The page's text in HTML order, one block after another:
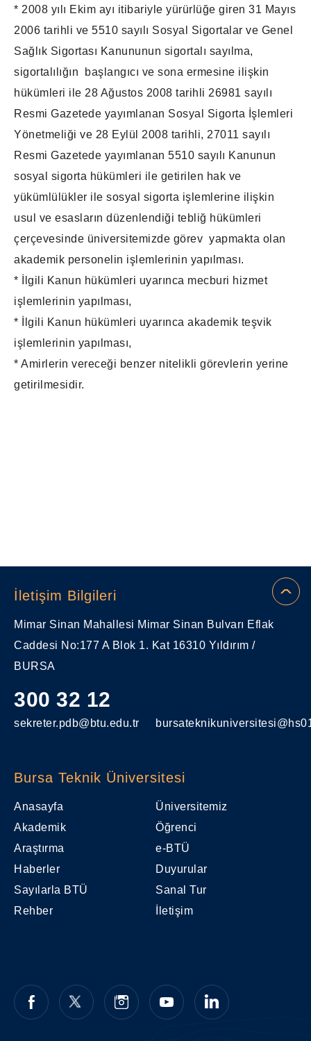
* 2008 yılı Ekim ayı itibariyle yürürlüğe giren 31 Mayıs
2006 tarihli ve 5510 sayılı Sosyal Sigortalar ve Genel
Sağlık Sigortası Kanununun sigortalı sayılma,
sigortalılığın başlangıcı ve sona ermesine ilişkin
hükümleri ile 28 Ağustos 2008 tarihli 26981 sayılı
Resmi Gazetede yayımlanan Sosyal Sigorta İşlemleri
Yönetmeliği ve 28 Eylül 2008 tarihli, 27011 sayılı
Resmi Gazetede yayımlanan 5510 sayılı Kanunun
sosyal sigorta hükümleri ile getirilen hak ve
yükümlülükler ile sosyal sigorta işlemlerine ilişkin
usul ve esasların düzenlendiği tebliğ hükümleri
çerçevesinde üniversitemizde görev yapmakta olan
akademik personelin işlemlerinin yapılması.
* İlgili Kanun hükümleri uyarınca mecburi hizmet
işlemlerinin yapılması,
* İlgili Kanun hükümleri uyarınca akademik teşvik
işlemlerinin yapılması,
* Amirlerin vereceği benzer nitelikli görevlerin yerine
getirilmesidir.
İletişim Bilgileri
Mimar Sinan Mahallesi Mimar Sinan Bulvarı Eflak
Caddesi No:177 A Blok 1. Kat 16310 Yıldırım /
BURSA
300 32 12
sekreter.pdb@btu.edu.tr
Bursa Teknik Üniversitesi
Anasayfa
Üniversitemiz
Akademik
Öğrenci
Araştırma
e-BTÜ
Haberler
Duyurular
Sayılarla BTÜ
Sanal Tur
Rehber
İletişim